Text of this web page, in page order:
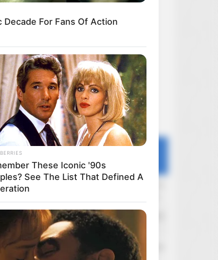
Ostatnie dyskusje
Forum Portal Filmoskop
HAL 9000
Dusia Dzisiaj o 12:40
Dusia
Dusia Dzisiaj o 12:28
Kolekcja Quadyfula
For Fans Of Action
These Iconic '90s
See The List That Defined A